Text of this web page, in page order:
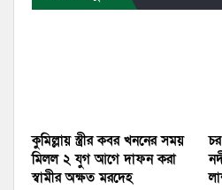
কুমিল্লায় স্ত্রীর কবর খননের সময়
মিলল ২ যুগ আগে দাফন করা
স্বামীর অক্ষত মরদেহ